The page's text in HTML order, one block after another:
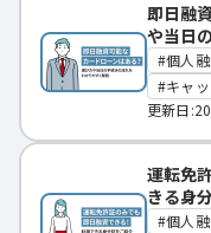
即日融
や当日
個人
キャ
更新日
運転免
きる身
個人